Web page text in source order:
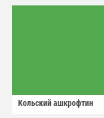
Кольский ашкрофтин